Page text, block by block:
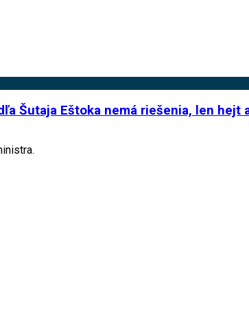
Šutaja Eštoka nemá riešenia, len hejt